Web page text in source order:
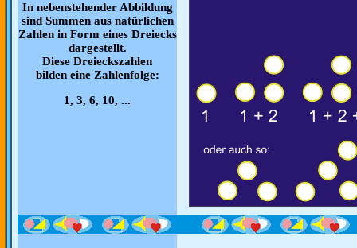
In nebenstehender Abbildung
sind Summen aus natürlichen
Zahlen in Form eines Dreiecks
dargestellt.
Diese Dreieckszahlen
bilden eine Zahlenfolge:
1, 3, 6, 10, ...